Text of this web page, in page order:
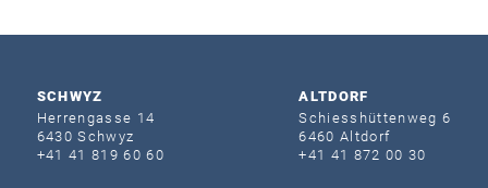
SCHWYZ
Herrengasse 14
6430 Schwyz
+41 41 819 60 60
ALTDORF
Schiesshütten­weg 6
6460 Altdorf
+41 41 872 00 30